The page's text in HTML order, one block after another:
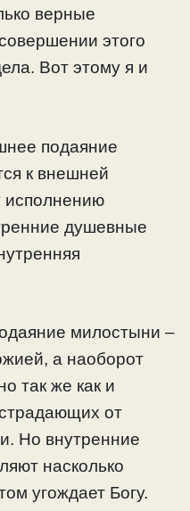
верные
этого
Вот этому я и
подаяние
к внешней
исполнению
душевные
милостыни –
а наоборот
так же как и
от
Но внутренние
насколько
угождает Богу.